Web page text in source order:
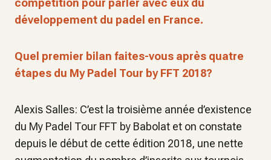
compétition pour parler avec eux du
développement du padel en France.
Quel premier bilan faites-vous après quatre
étapes du My Padel Tour by FFT 2018?
Alexis Salles: C’est la troisième année d’existence
du My Padel Tour FFT by Babolat et on constate
depuis le début de cette édition 2018, une nette